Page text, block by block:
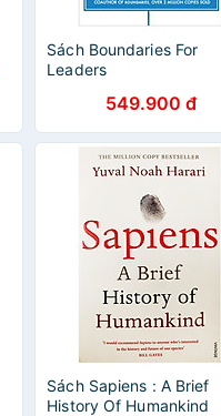
Sách Boundaries For
Leaders
549.900 đ
Sách Sapiens : A Brief
History Of Humankind